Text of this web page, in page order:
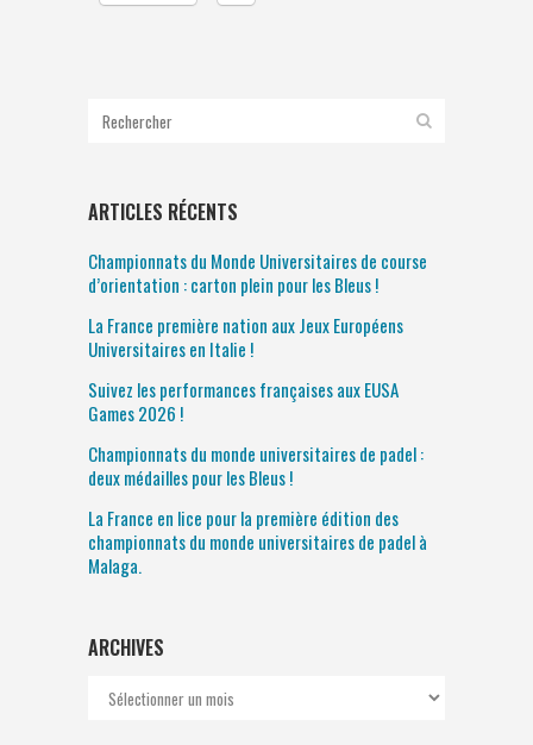
ARTICLES RÉCENTS
Championnats du Monde Universitaires de course
d’orientation : carton plein pour les Bleus !
La France première nation aux Jeux Européens
Universitaires en Italie !
Suivez les performances françaises aux EUSA
Games 2026 !
Championnats du monde universitaires de padel :
deux médailles pour les Bleus !
La France en lice pour la première édition des
championnats du monde universitaires de padel à
Malaga.
ARCHIVES
Archives